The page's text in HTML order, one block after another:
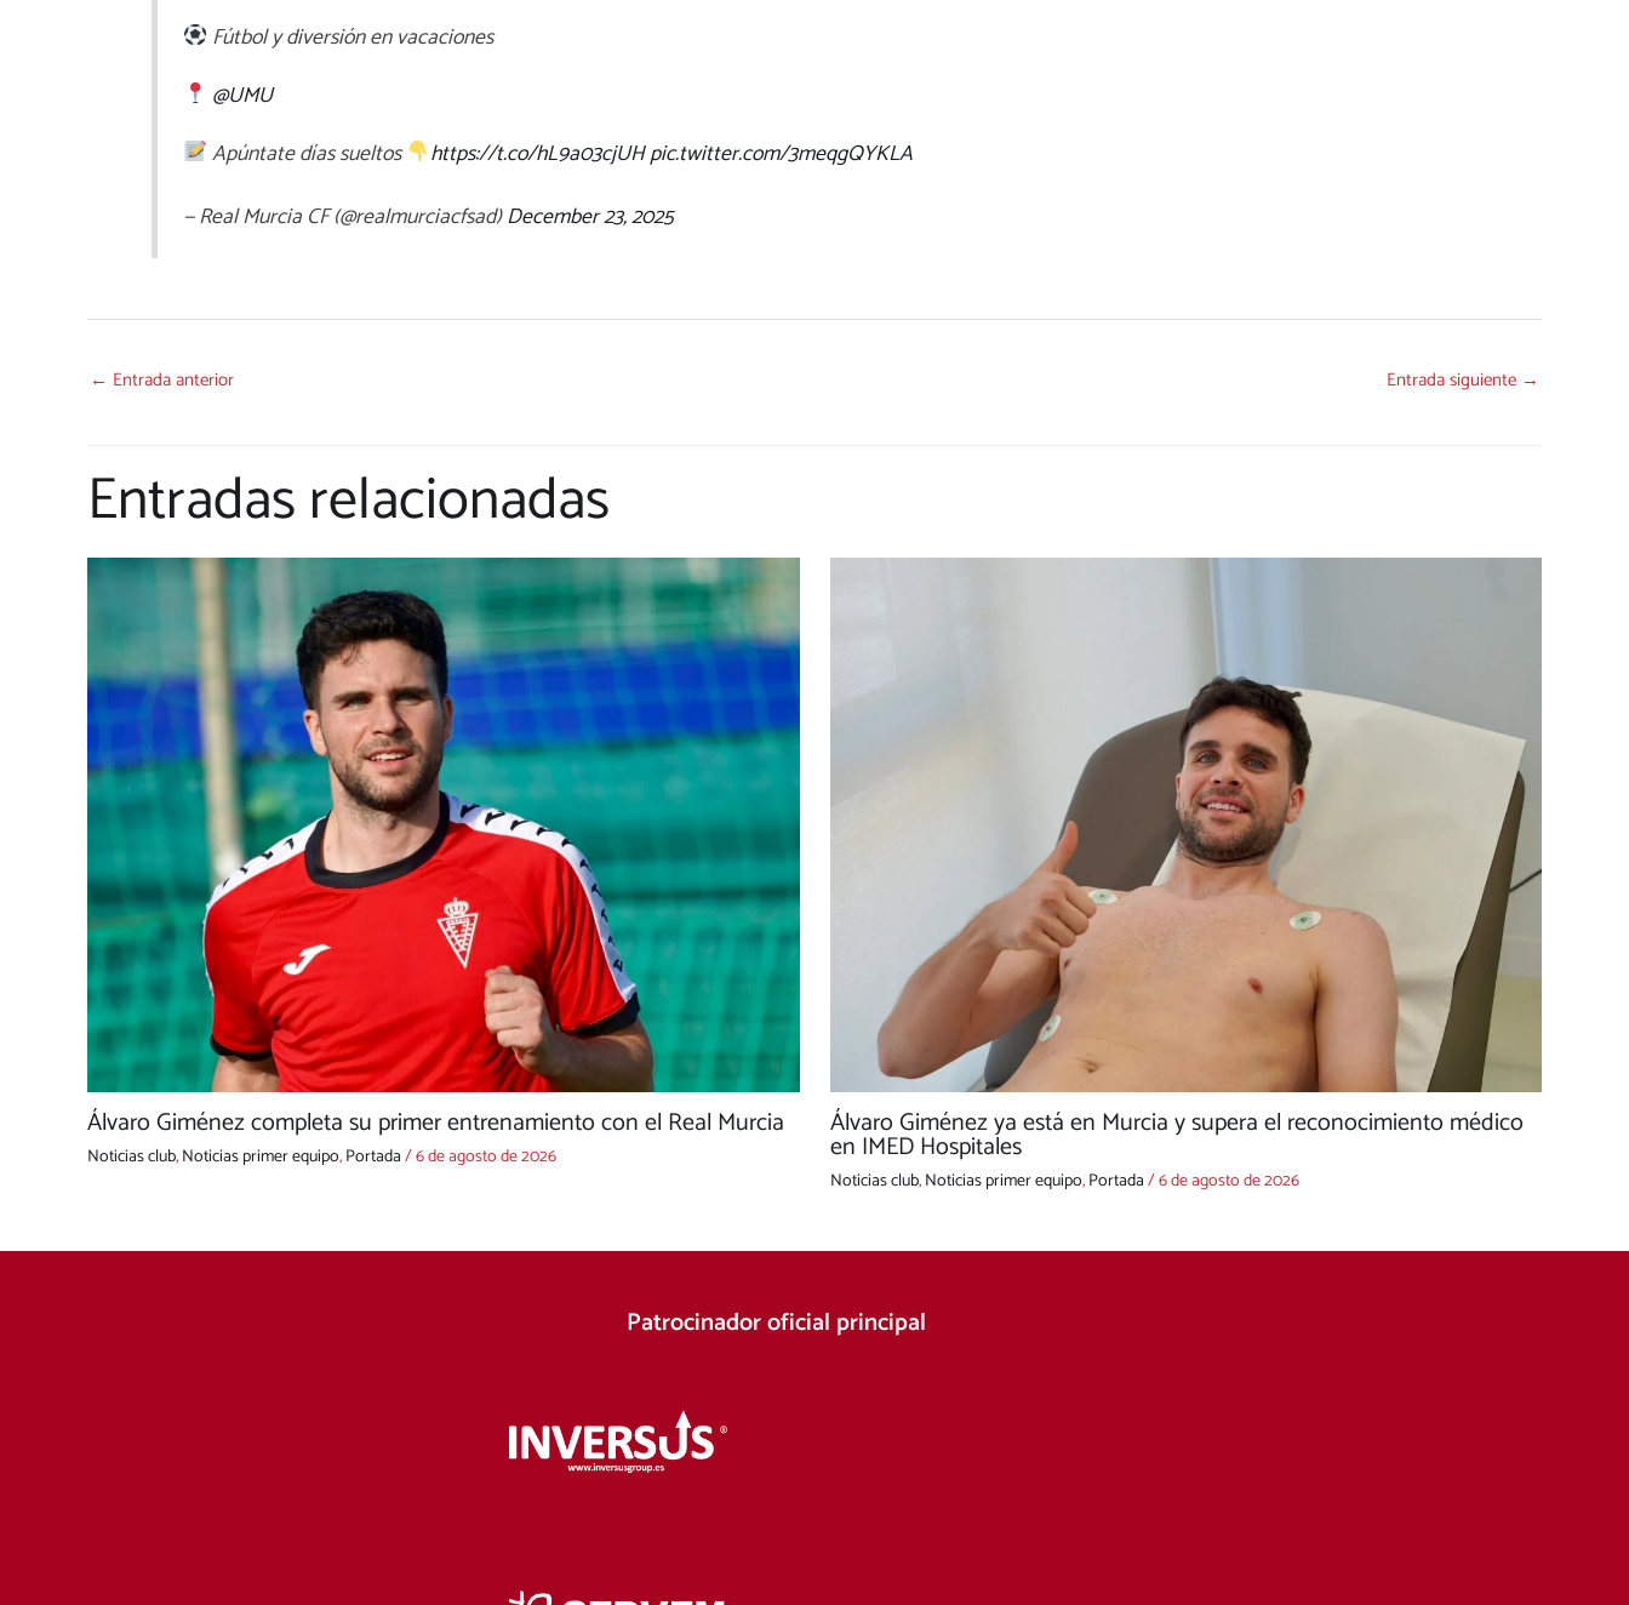
Fútbol y diversión en vacaciones
@UMU
Apúntate días sueltos
https://t.co/hL9a03cjUHpic.twitter.com/3meqgQYKLA
— Real Murcia CF (@realmurciacfsad)December 23, 2025
← Entrada anterior Entrada siguiente →
Entradas relacionadas
Álvaro Giménez completa su primer entrenamiento con el Real Murcia
Noticias club,Noticias primer equipo,Portada/6 de agosto de 2026
Álvaro Giménez ya está en Murcia y supera el reconocimiento médico
en IMED Hospitales
Noticias club,Noticias primer equipo,Portada/6 de agosto de 2026
Patrocinador oficial principal